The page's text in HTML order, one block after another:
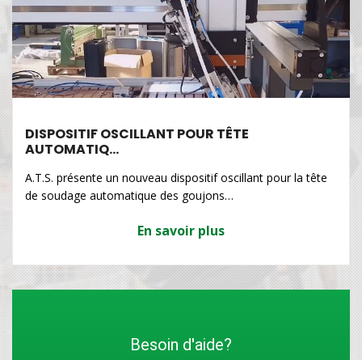
DISPOSITIF OSCILLANT POUR TÊTE
AUTOMATIQ…
A.T.S. présente un nouveau dispositif oscillant pour la tête
de soudage automatique des goujons…
En savoir plus
Besoin d'aide?